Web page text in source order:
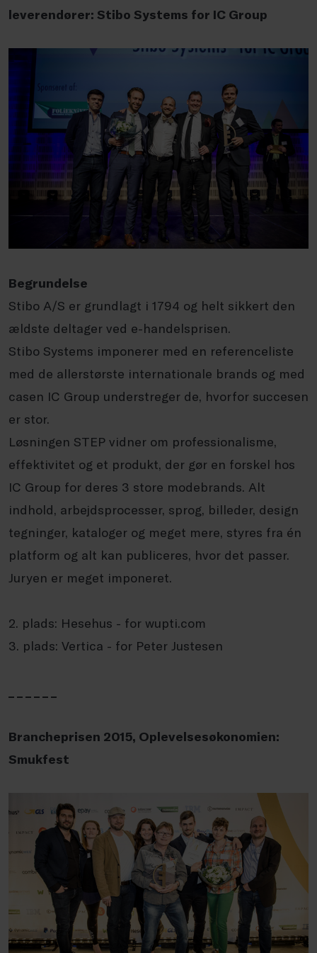
leverendører: Stibo Systems for IC Group
Begrundelse
Stibo A/S er grundlagt i 1794 og helt sikkert den
ældste deltager ved e-handelsprisen.
Stibo Systems imponerer med en referenceliste
med de allerstørste internationale brands og med
casen IC Group understreger de, hvorfor succesen
er stor.
Løsningen STEP vidner om professionalisme,
effektivitet og et produkt, der gør en forskel hos
IC Group for deres 3 store modebrands. Alt
indhold, arbejdsprocesser, sprog, billeder, design
tegninger, kataloger og meget mere, styres fra én
platform og alt kan publiceres, hvor det passer.
Juryen er meget imponeret.
2. plads: Hesehus - for wupti.com
3. plads: Vertica - for Peter Justesen
Brancheprisen 2015, Oplevelsesøkonomien:
Smukfest